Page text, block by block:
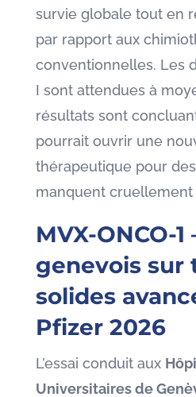
survie globale tout en
par rapport aux
conventionnelles. Les
I sont attendues à
résultats sont
pourrait ouvrir une
thérapeutique pour
manquent cruellement
MVX-ONCO-
genevois sur
solides
Pfizer 2026
L’essai conduit aux
Universitaires de